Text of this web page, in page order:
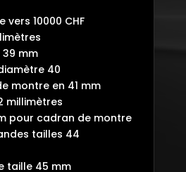
vers 10000 CHF
mm
40
montre en 41 mm
millimètres
pour cadran de montre
tailles 44
taille 45 mm